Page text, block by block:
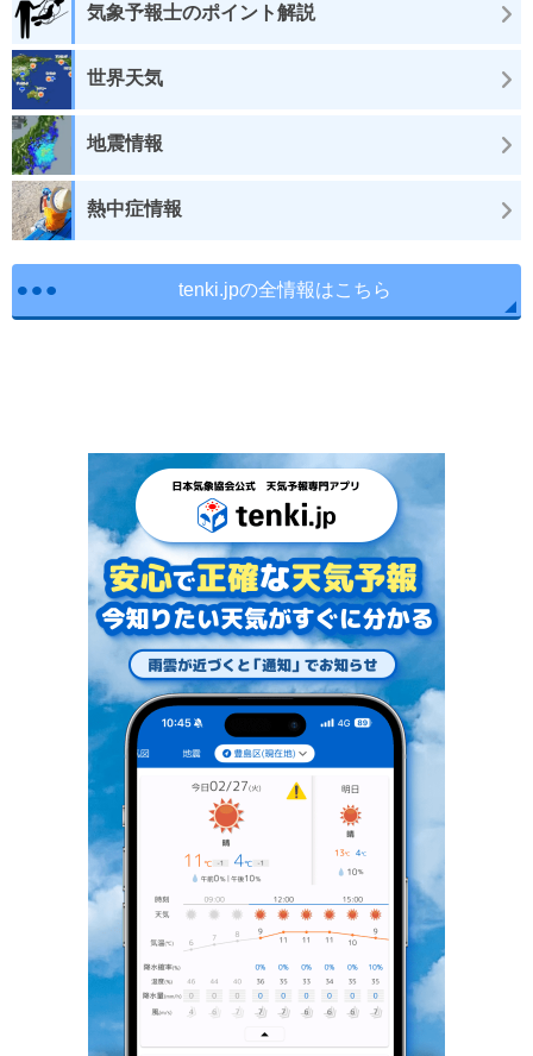
気象予報士のポイント解説
世界天気
地震情報
熱中症情報
tenki.jpの全情報はこちら